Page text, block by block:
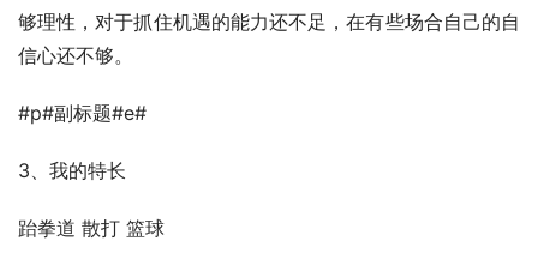
够理性，对于抓住机遇的能力还不足，在有些场合自己的自
信心还不够。
#p#副标题#e#
3、我的特长
跆拳道 散打 篮球